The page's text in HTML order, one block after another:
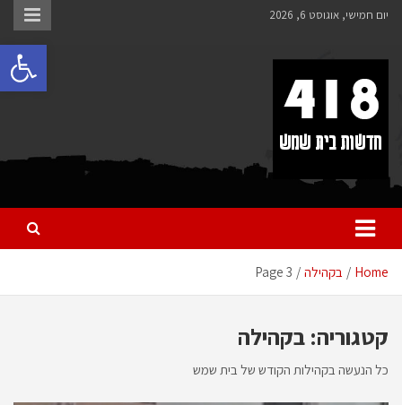
לתוכן
יום חמישי, אוגוסט 6, 2026
418 – חדשות בית שמש
כל מה שחדש ומעניין בבית שמש בכלל והחרדית בפרט
Home בקהילה Page 3
קטגוריה: בקהילה
כל הנעשה בקהילות הקודש של בית שמש